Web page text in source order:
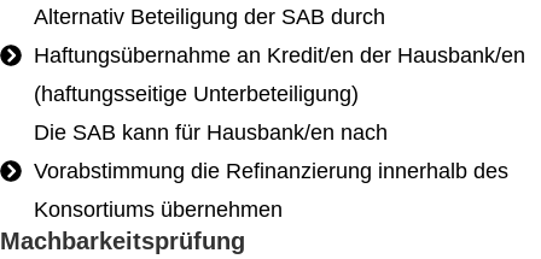
Alternativ Beteiligung der SAB durch
Haftungsübernahme an Kredit/en der Hausbank/en
(haftungsseitige Unterbeteiligung)
Die SAB kann für Hausbank/en nach
Vorabstimmung die Refinanzierung innerhalb des
Konsortiums übernehmen
Machbarkeitsprüfung